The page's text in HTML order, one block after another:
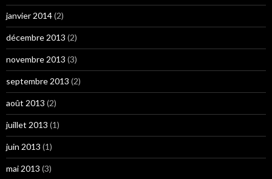
janvier 2014(2)
décembre 2013 (2)
novembre 2013 (3)
septembre 2013 (2)
août 2013 (2)
juillet 2013 (1)
juin 2013 (1)
mai 2013 (3)